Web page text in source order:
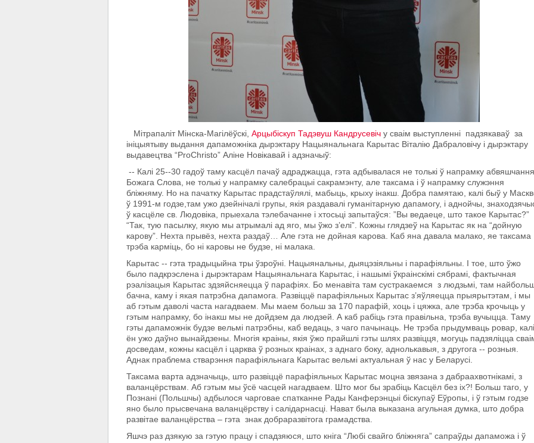
Мітрапаліт Мінска-Магілёўскі, Арцыбіскуп Тадэвуш Кандрусевіч у сваім выступленні падзякаваў за
ініцыятыву выдання дапаможніка дырэктару Нацыянальнага Карытас Віталію Дабраловічу і дырэктару
выдавецтва “ProChristo” Аліне Новікавай і адзначыў:
-- Калі 25--30 гадоў таму касцёл пачаў адраджацца, гэта адбывалася не толькі ў напрамку абвяшчання
Божага Слова, не толькі у напрамку салебрацыі сакрамэнту, але таксама і ў напрамку служэння
бліжняму. Но на пачатку Карытас прадстаўлялі, мабыць, крыху інакш. Добра памятаю, калі быў у
ў 1991-м годзе,там ужо дзейнічалі групы, якія раздавалі гуманітарную дапамогу, і аднойчы,
ў касцёле св. Людовіка, прыехала тэлебачанне і хтосьці запытаўся: ”Вы ведаеце, што такое Карытас?”
“Так, тую пасылку, якую мы атрымалі ад яго, мы ўжо з’елі”. Кожны глядзеў на Карытас як на “дойную
карову”. Нехта прывёз, нехта раздаў… Але гэта не дойная карова. Каб яна давала малако, яе таксама
трэба карміць, бо ні каровы не будзе, ні малака.
Карытас -- гэта традыцыйна тры ўзроўні. Нацыянальны, дыяцэзіяльны і парафіяльны. І тое, што ўжо
было падкрэслена і дырэктарам Нацыянальнага Карытас, і нашымі ўкраінскімі сябрамі, фактычная
рэалізацыя Карытас здзяйсняецца ў парафіях. Бо менавіта там сустракаемся з людзьмі, там
бачна, каму і якая патрэбна дапамога. Развіццё парафіяльных Карытас з’яўляецца прыярытэтам, і мы
аб гэтым даволі часта нагадваем. Мы маем больш за 170 парафій, хоць і цяжка, але трэба крочыць у
гэтым напрамку, бо інакш мы не дойдзем да людзей. А каб рабіць гэта правільна, трэба вучыцца. Таму
гэты дапаможнік будзе вельмі патрэбны, каб ведаць, з чаго пачынаць. Не трэба прыдумваць ровар, калі
ён ужо даўно вынайдзены. Многія краіны, якія ўжо прайшлі гэты шлях развіцця, могуць падзяліцца
досведам, кожны касцёл і царква ў розных краінах, з аднаго боку, аднолькавыя, з другога -- розныя.
Аднак праблема стварэння парафіяльнага Карытас вельмі актуальная ў нас у Беларусі.
Таксама варта адзначыць, што развіццё парафіяльных Карытас моцна звязана з дабраахвотнікамі, з
валанцёрствам. Аб гэтым мы ўсё часцей нагадваем. Што мог бы зрабіць Касцёл без іх?! Больш таго, у
Познані (Польшчы) адбылося чарговае спатканне Рады Канферэнцыі біскупаў Еўропы, і ў гэтым годзе
яно было прысвечана валанцёрству і салідарнасці. Нават была выказана агульная думка, што добра
развітае валанцёрства – гэта знак добраразвітога грамадства.
Яшчэ раз дзякую за гэтую працу і спадзяюся, што кніга “Любі свайго бліжняга” сапраўды дапаможа і ў